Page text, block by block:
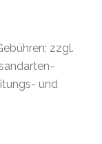
zzgl.
und